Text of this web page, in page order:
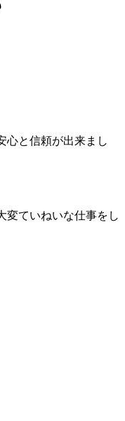
心と信頼が出来まし
変ていねいな仕事をし